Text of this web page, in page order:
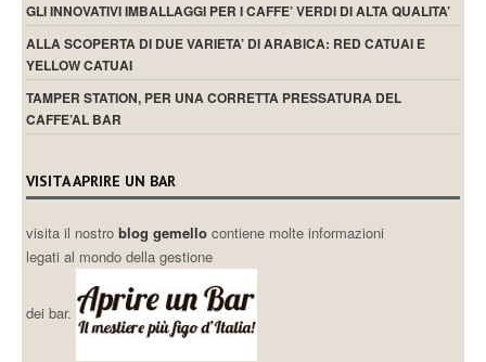
GLI INNOVATIVI IMBALLAGGI PER I CAFFE’ VERDI DI ALTA QUALITA’
ALLA SCOPERTA DI DUE VARIETA’ DI ARABICA: RED CATUAI E
YELLOW CATUAI
TAMPER STATION, PER UNA CORRETTA PRESSATURA DEL
CAFFE’AL BAR
VISITA APRIRE UN BAR
visita il nostroblog gemellocontiene molte informazioni
legati al mondo della gestione
dei bar.